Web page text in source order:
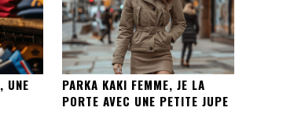
UNE
PARKA KAKI FEMME, JE LA
PORTE AVEC UNE PETITE JUPE